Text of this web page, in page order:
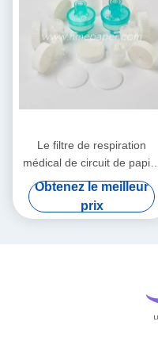
Le filtre de respiration
médical de circuit de papier
filtre de HMEF HME a ridé le
Obtenez le meilleur
prix